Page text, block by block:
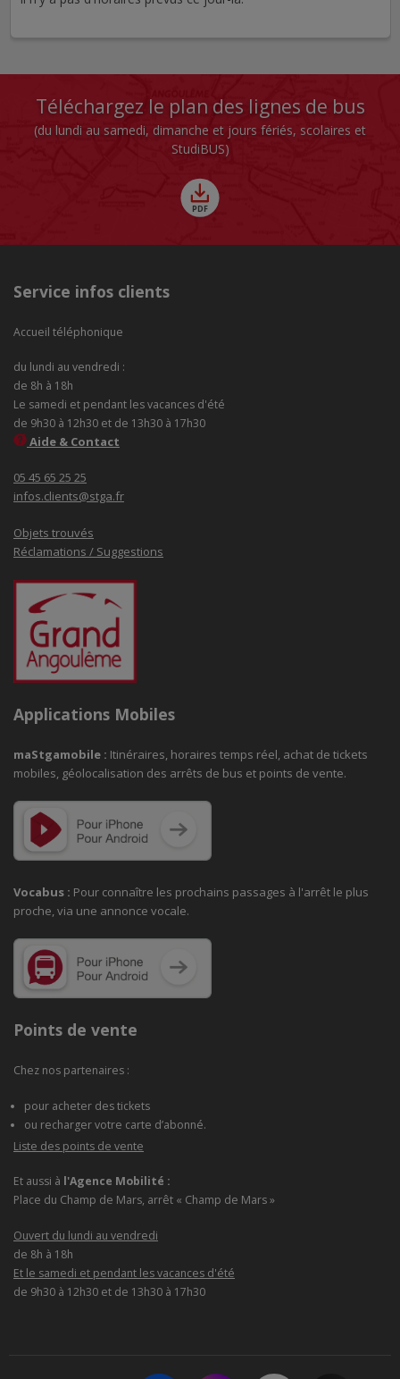
Téléchargez le plan des lignes de bus
(du lundi au samedi, dimanche et jours fériés, scolaires et
StudiBUS)
Service infos clients
Accueil téléphonique
du lundi au vendredi :
de 8h à 18h
Le samedi et pendant les vacances d'été
de 9h30 à 12h30 et de 13h30 à 17h30
Aide & Contact
05 45 65 25 25
infos.clients@stga.fr
Objets trouvés
Réclamations / Suggestions
Applications Mobiles
maStgamobile : Itinéraires, horaires temps réel, achat de tickets
mobiles, géolocalisation des arrêts de bus et points de vente.
Vocabus : Pour connaître les prochains passages à l'arrêt le plus
proche, via une annonce vocale.
Points de vente
Chez nos partenaires :
pour acheter des tickets
ou recharger votre carte d’abonné.
Liste des points de vente
Et aussi à l'Agence Mobilité :
Place du Champ de Mars, arrêt « Champ de Mars »
Ouvert du lundi au vendredi
de 8h à 18h
Et le samedi et pendant les vacances d'été
de 9h30 à 12h30 et de 13h30 à 17h30